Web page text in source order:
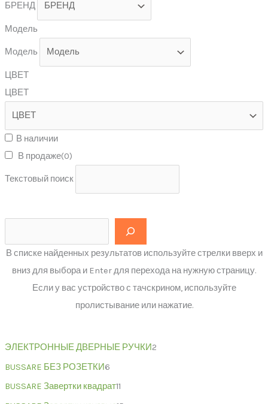
БРЕНД
Модель
Модель
ЦВЕТ
ЦВЕТ
В наличии
В продаже(0)
Текстовый поиск
В списке найденных результатов используйте стрелки вверх и
вниз для выбора и Enter для перехода на нужную страницу.
Если у вас устройство с тачскрином, используйте
пролистывание или нажатие.
ЭЛЕКТРОННЫЕ ДВЕРНЫЕ РУЧКИ2
BUSSARE БЕЗ РОЗЕТКИ6
BUSSARE Завертки квадрат11